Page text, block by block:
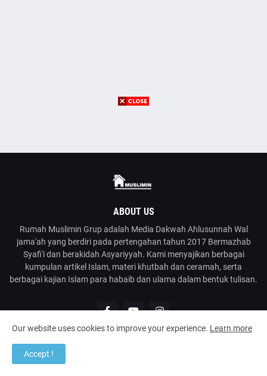
ABOUT US
Rumah Muslimin Grup adalah Media Dakwah Ahlusunnah Wal
jama'ah yang berdiri pada pertengahan tahun 2017 Bermazhab
Syafi'i dan berakidah Asyariyyah. Kami menyajikan berbagai
kumpulan artikel Islam, materi khutbah dan ceramah, serta
berbagai kajian Islam para habaib dan ulama dalam bentuk tulisan.
@2023Rumah Muslimin
Our website uses cookies to improve your experience. Learn more
Accept !